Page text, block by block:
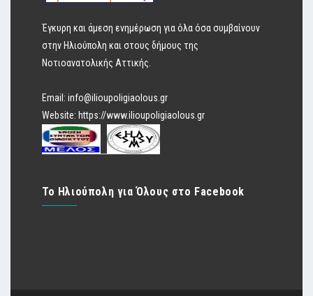
Έγκυρη και άμεση ενημέρωση για όλα όσα συμβαίνουν
στην Ηλιούπολη και στους δήμους της
Νοτιοανατολικής Αττικής.
Email: info@ilioupoligiaolous.gr
Website: https://www.ilioupoligiaolous.gr
Το Ηλιούπολη για Όλους στο Facebook